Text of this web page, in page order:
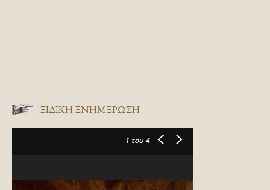
ΕΙΔΙΚΉ ΕΝΗΜΈΡΩΣΗ
1 του 4